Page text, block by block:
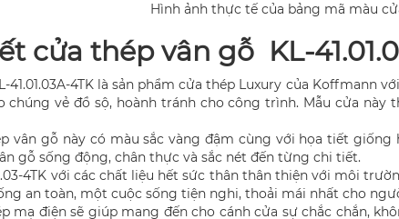
Hình ảnh thực tế của bảng mã màu
cửa thép vân gỗ KL-
41.01.03A-4TK là sản phẩm cửa thép Luxury của
chúng vẻ đồ sộ, hoành tránh cho công trình. Mẫu cửa
vân gỗ này có màu sắc vàng đậm cùng với họa tiết
gỗ sống động, chân thực và sắc nét đến từng chi tiết.
4TK với các chất liệu hết sức thân thân thiện với môi
an toàn, một cuộc sống tiện nghi, thoải mái nhất cho
mạ điện sẽ giúp mang đến cho cánh cửa sự chắc chắn,